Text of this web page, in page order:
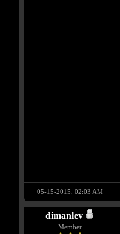
05-15-2015, 02:03 AM
dimanlev
Member